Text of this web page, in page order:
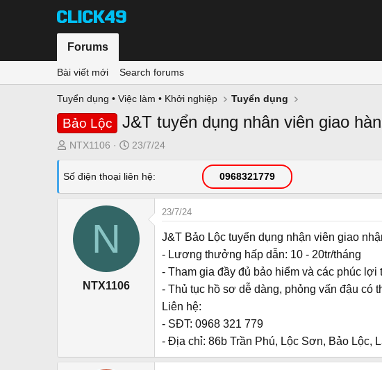
Forums
Bài viết mới Search forums
Tuyển dụng • Việc làm • Khởi nghiệp Tuyển dụng
Bảo Lộc J&T tuyển dụng nhân viên giao
T
r
s
NTX1106
N
à
ử
23/7/24
Số điện thoại liên hệ 0968321779
N
NTX1106
23/7/24
J&T Bảo Lộc tuyển dụng nhận viên giao
- Lương thưởng hấp dẫn: 10 - 20tr/tháng
- Tham gia đầy đủ bảo hiểm và các phúc lợi
- Thủ tục hồ sơ dễ dàng, phỏng vấn đậu có
Liên hệ:
- SĐT: 0968 321 779
- Địa chỉ: 86b Trần Phú, Lộc Sơn, Bảo Lộc,